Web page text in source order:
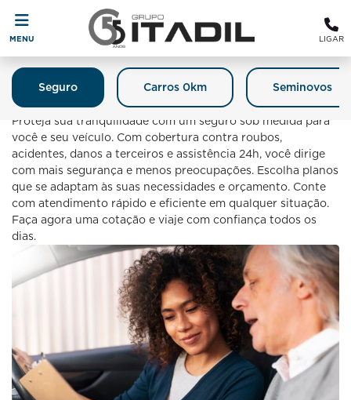
MENU LIGAR
Carros 0km Seminovos
Seguro
Seguro
Proteja sua tranquilidade com um seguro sob medida para
você e seu veículo. Com cobertura contra roubos,
acidentes, danos a terceiros e assistência 24h, você dirige
com mais segurança e menos preocupações. Escolha planos
que se adaptam às suas necessidades e orçamento. Conte
com atendimento rápido e eficiente em qualquer situação.
Faça agora uma cotação e viaje com confiança todos os
dias.